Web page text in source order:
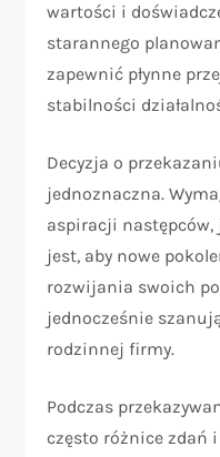
wartości i
starannego
zapewnić płynne
stabilności
Decyzja o
jednoznaczna.
aspiracji następców,
jest, aby nowe
rozwijania swoich
jednocześnie
rodzinnej firmy.
Podczas
często różnice zdań